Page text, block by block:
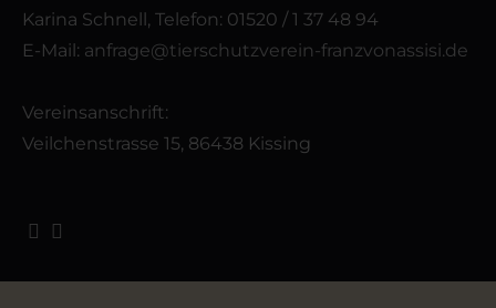
Karina Schnell, Telefon: 01520 / 1 37 48 94
E-Mail: anfrage@tierschutzverein-franzvonassisi.de
Vereinsanschrift:
Veilchenstrasse 15, 86438 Kissing